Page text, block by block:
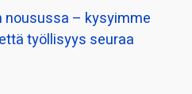
nousussa – kysyimme
työllisyys seuraa